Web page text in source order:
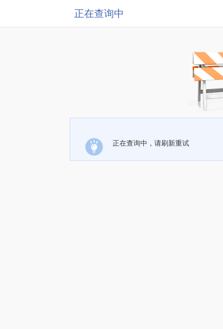
正在查询中
正在查询中，请刷新重试